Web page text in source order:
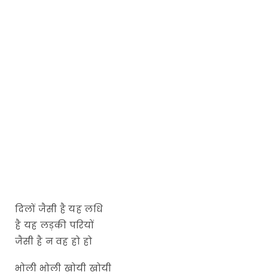
दिलों जैसी है यह लधि
है यह लड़की परियों
जैसी है न वह हो हो
भोली भोली खोयी खोयी